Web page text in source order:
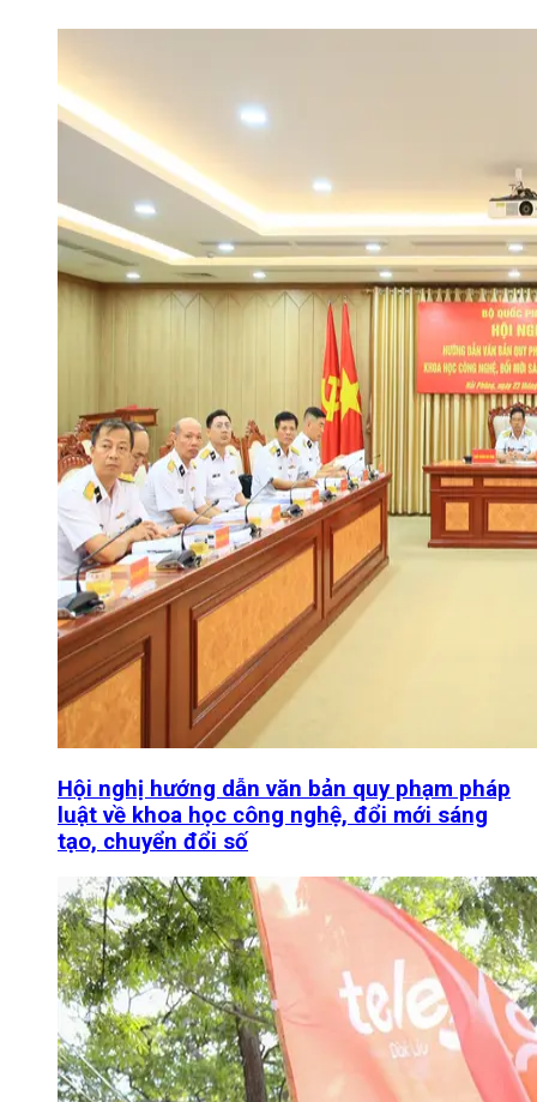
Hội nghị hướng dẫn văn bản quy phạm pháp
luật về khoa học công nghệ, đổi mới sáng
tạo, chuyển đổi số